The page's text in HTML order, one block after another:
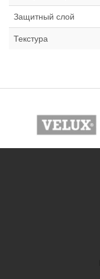
Защитный слой
Текстура